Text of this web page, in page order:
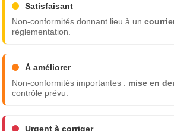
Satisfaisant
Non-conformités donnant lieu à un
réglementation.
À améliorer
Non-conformités importantes : mise en
contrôle prévu.
Urgent à corriger